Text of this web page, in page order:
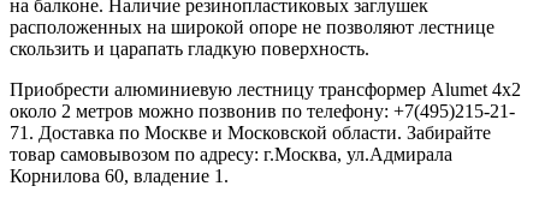
на балконе. Наличие резинопластиковых заглушек
расположенных на широкой опоре не позволяют лестнице
скользить и царапать гладкую поверхность.
Приобрести алюминиевую лестницу трансформер Alumet 4х2
около 2 метров можно позвонив по телефону: +7(495)215-21-
71. Доставка по Москве и Московской области. Забирайте
товар самовывозом по адресу: г.Москва, ул.Адмирала
Корнилова 60, владение 1.